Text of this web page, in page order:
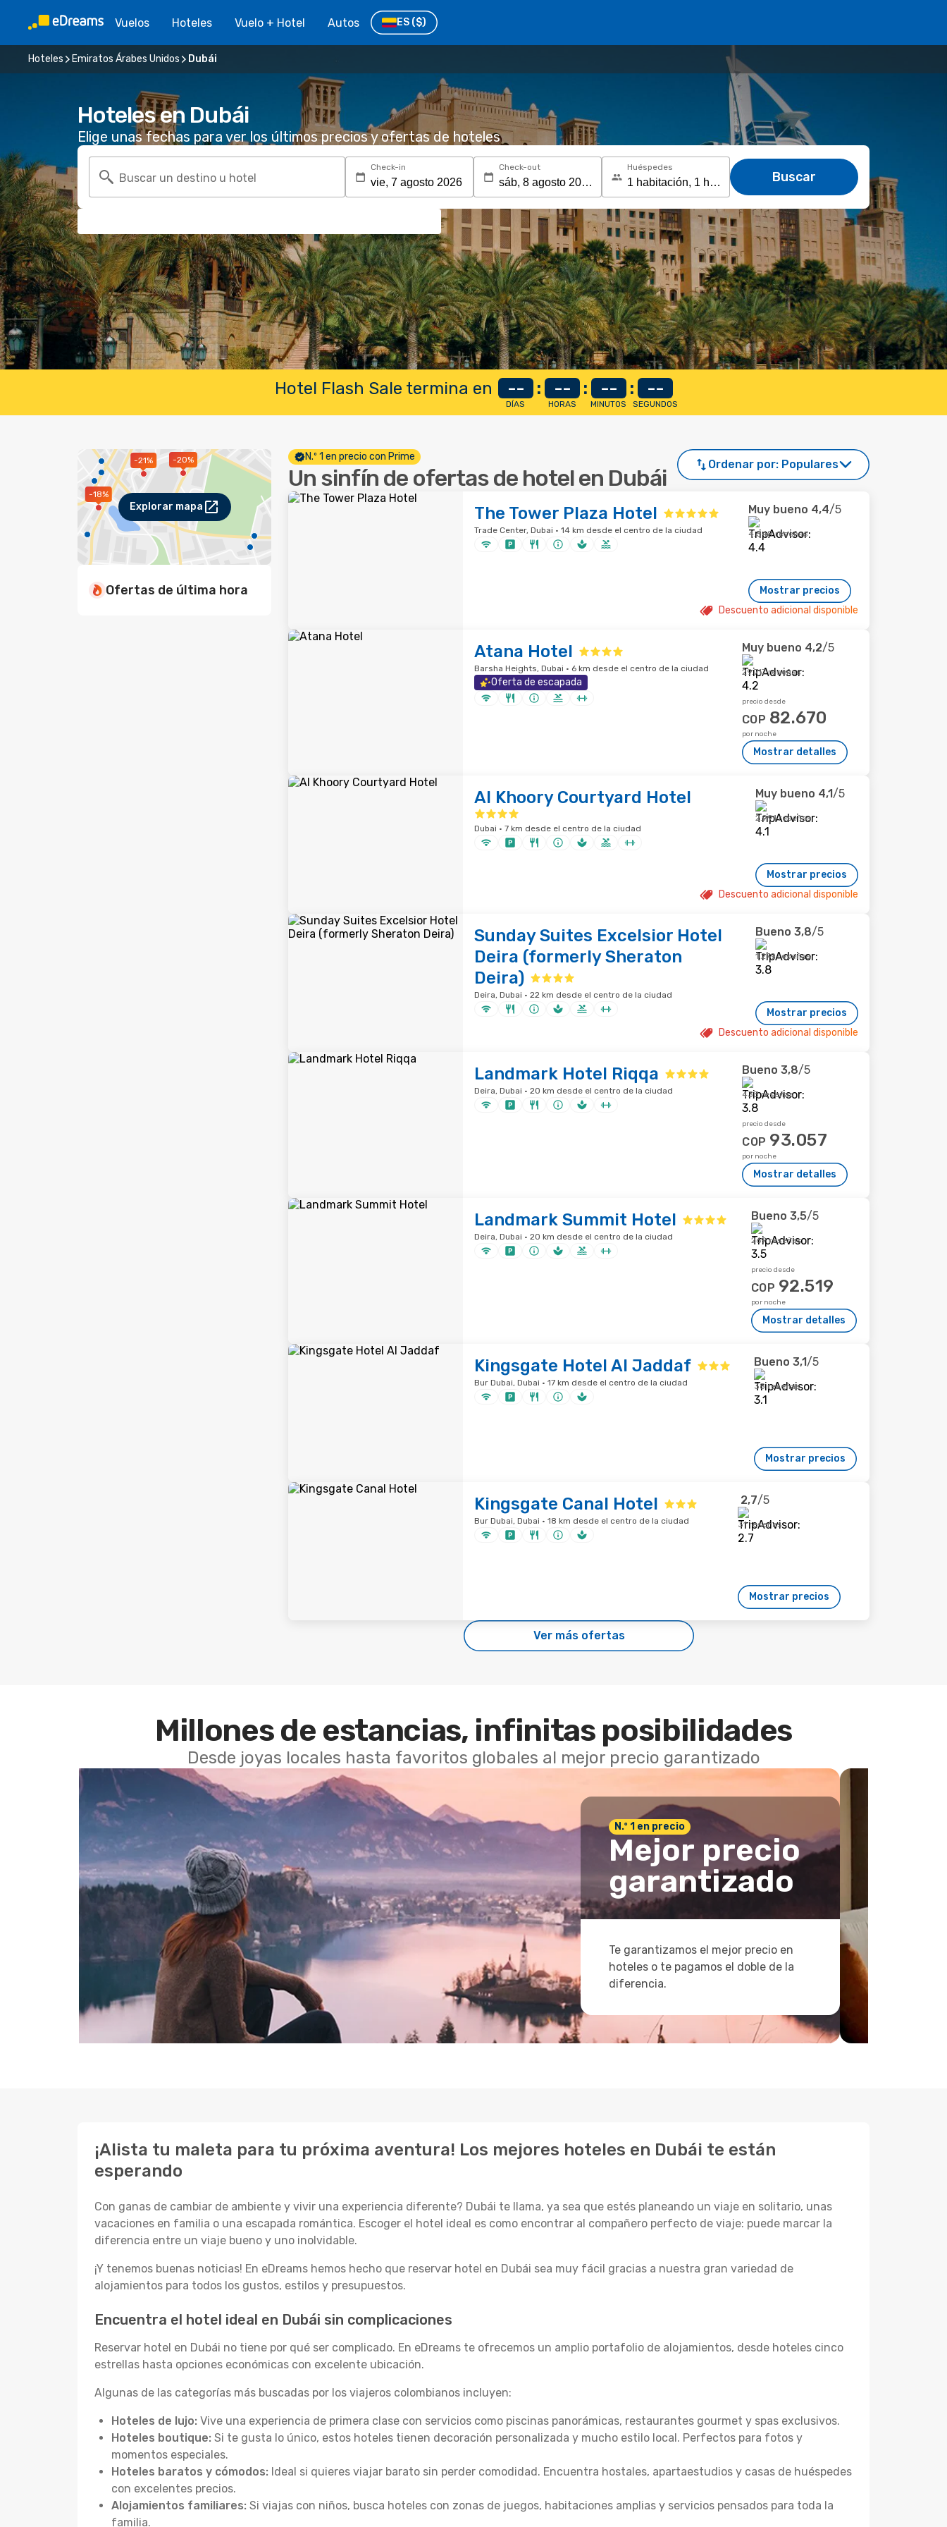
Vuelos Hoteles Vuelo + Hotel Autos ES ($)
Hoteles Emiratos Árabes Unidos Dubái
Hoteles en Dubái
Elige unas fechas para ver los últimos precios y ofertas de hoteles
Buscar un destino u hotel
Check-in Check-out Huéspedes
Buscar
Hotel Flash Sale termina en --
DÍAS
: --
HORAS
: --
MINUTOS
: --
SEGUNDOS
-20%
-21%
-18%
Explorar mapa
Ofertas de última hora
N.º 1 en precio con Prime
Un sinfín de ofertas de hotel en Dubái
Ordenar por: Populares
The Tower Plaza Hotel
Trade Center, Dubai · 14 km desde el centro de la ciudad
Muy bueno 4,4/5
4.548 reseñas
Mostrar precios
Descuento adicional disponible
Atana Hotel
Barsha Heights, Dubai · 6 km desde el centro de la ciudad
Oferta de escapada
Muy bueno 4,2/5
29.717 reseñas
precio desde
COP 82.670
por noche
Mostrar detalles
Al Khoory Courtyard Hotel
Dubai · 7 km desde el centro de la ciudad
Muy bueno 4,1/5
2.991 reseñas
Mostrar precios
Descuento adicional disponible
Sunday Suites Excelsior Hotel
Deira (formerly Sheraton
Deira)
Deira, Dubai · 22 km desde el centro de la ciudad
Bueno 3,8/5
1.279 reseñas
Mostrar precios
Descuento adicional disponible
Landmark Hotel Riqqa
Deira, Dubai · 20 km desde el centro de la ciudad
Bueno 3,8/5
433 reseñas
precio desde
COP 93.057
por noche
Mostrar detalles
Landmark Summit Hotel
Deira, Dubai · 20 km desde el centro de la ciudad
Bueno 3,5/5
269 reseñas
precio desde
COP 92.519
por noche
Mostrar detalles
Kingsgate Hotel Al Jaddaf
Bur Dubai, Dubai · 17 km desde el centro de la ciudad
Bueno 3,1/5
38 reseñas
Mostrar precios
Kingsgate Canal Hotel
Bur Dubai, Dubai · 18 km desde el centro de la ciudad
2,7/5
31 reseñas
Mostrar precios
Ver más ofertas
Millones de estancias, infinitas posibilidades
Desde joyas locales hasta favoritos globales al mejor precio garantizado
N.º 1 en precio
Mejor precio
garantizado
Te garantizamos el mejor precio en
hoteles o te pagamos el doble de la
diferencia.
¡Alista tu maleta para tu próxima aventura! Los mejores hoteles en Dubái te están
esperando
Con ganas de cambiar de ambiente y vivir una experiencia diferente? Dubái te llama, ya sea que estés planeando un viaje en solitario, unas
vacaciones en familia o una escapada romántica. Escoger el hotel ideal es como encontrar al compañero perfecto de viaje: puede marcar la
diferencia entre un viaje bueno y uno inolvidable.
¡Y tenemos buenas noticias! En eDreams hemos hecho que reservar hotel en Dubái sea muy fácil gracias a nuestra gran variedad de
alojamientos para todos los gustos, estilos y presupuestos.
Encuentra el hotel ideal en Dubái sin complicaciones
Reservar hotel en Dubái no tiene por qué ser complicado. En eDreams te ofrecemos un amplio portafolio de alojamientos, desde hoteles cinco
estrellas hasta opciones económicas con excelente ubicación.
Algunas de las categorías más buscadas por los viajeros colombianos incluyen:
Hoteles de lujo: Vive una experiencia de primera clase con servicios como piscinas panorámicas, restaurantes gourmet y spas exclusivos.
Hoteles boutique: Si te gusta lo único, estos hoteles tienen decoración personalizada y mucho estilo local. Perfectos para fotos y
momentos especiales.
Hoteles baratos y cómodos: Ideal si quieres viajar barato sin perder comodidad. Encuentra hostales, apartaestudios y casas de huéspedes
con excelentes precios.
Alojamientos familiares: Si viajas con niños, busca hoteles con zonas de juegos, habitaciones amplias y servicios pensados para toda la
familia.